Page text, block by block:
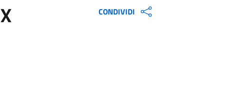
CONDIVIDI